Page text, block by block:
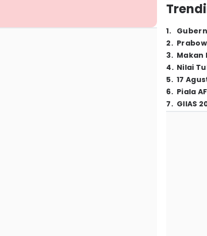
1.
2.
3. Makan
4. Nilai
5. 17
6. Piala
7. GIIAS